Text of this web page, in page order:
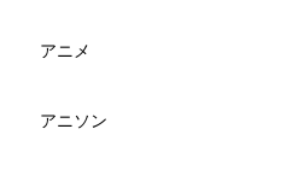
アニメ
アニソン